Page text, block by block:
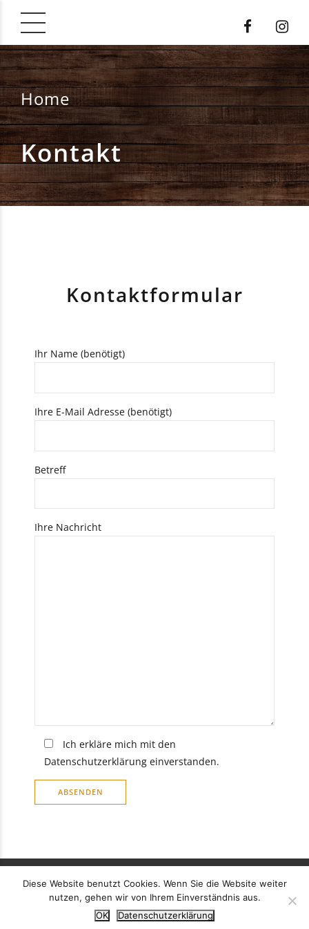
Home
Kontakt
Kontaktformular
Ihr Name (benötigt)
Ihre E-Mail Adresse (benötigt)
Betreff
Ihre Nachricht
Ich erkläre mich mit den
Datenschutzerklärung einverstanden.
Bitte lassen Sie dieses Feld leer.
Impressum
Alle Preise inkl. der gesetzlichen MwSt.
Diese Website benutzt Cookies. Wenn Sie die Website weiter
nutzen, gehen wir von Ihrem Einverständnis aus.
OK
Datenschutzerklärung